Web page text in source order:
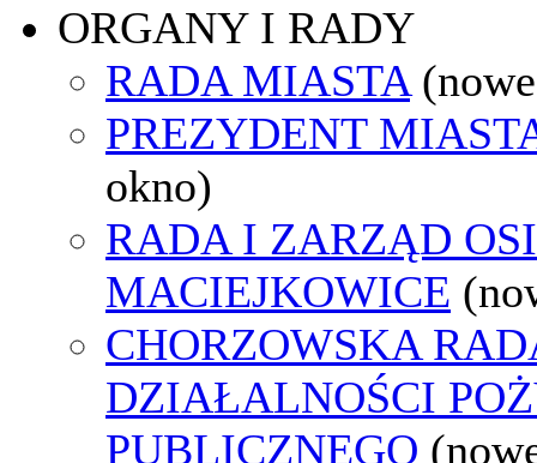
ORGANY I RADY
RADA MIASTA
PREZYDENT
okno)
RADA I ZARZĄD
MACIEJKOWICE
CHORZOWSKA
DZIAŁALNOŚCI
PUBLICZNEGO